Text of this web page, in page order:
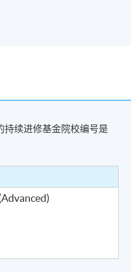
持续进修基金院校编号是